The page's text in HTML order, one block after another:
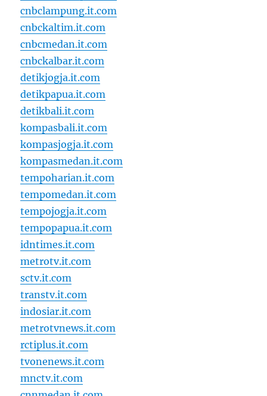
cnbclampung.it.com
cnbckaltim.it.com
cnbcmedan.it.com
cnbckalbar.it.com
detikjogja.it.com
detikpapua.it.com
detikbali.it.com
kompasbali.it.com
kompasjogja.it.com
kompasmedan.it.com
tempoharian.it.com
tempomedan.it.com
tempojogja.it.com
tempopapua.it.com
idntimes.it.com
metrotv.it.com
sctv.it.com
transtv.it.com
indosiar.it.com
metrotvnews.it.com
rctiplus.it.com
tvonenews.it.com
mnctv.it.com